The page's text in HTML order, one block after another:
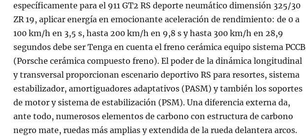
específicamente para el 911 GT2 RS deporte neumático dimensión 325/30
ZR 19, aplicar energía en emocionante aceleración de rendimiento: de 0 a
100 km/h en 3,5 s, hasta 200 km/h en 9,8 s y hasta 300 km/h en 28,9
segundos debe ser Tenga en cuenta el freno cerámica equipo sistema PCCB
(Porsche cerámica compuesto freno). El poder de la dinámica longitudinal
y transversal proporcionan escenario deportivo RS para resortes, sistema
estabilizador, amortiguadores adaptativos (PASM) y también los soportes
de motor y sistema de estabilización (PSM). Una diferencia externa da,
ante todo, numerosos elementos de carbono con estructura de carbono
negro mate, ruedas más amplias y extendida de la rueda delantera arcos.